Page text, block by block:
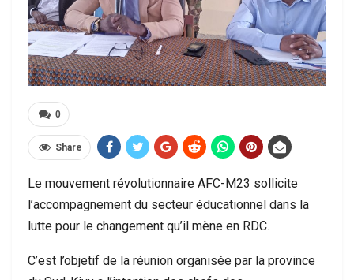
0
Share
Le mouvement révolutionnaire AFC-M23 sollicite
l’accompagnement du secteur éducationnel dans la
lutte pour le changement qu’il mène en RDC.
C’est l’objetif de la réunion organisée par la province